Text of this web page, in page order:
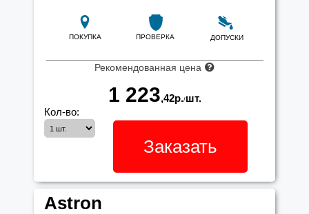
ПОКУПКА ПРОВЕРКА ДОПУСКИ
Рекомендованная цена
1 223,42р./шт.
Кол-во:
Заказать
Astron